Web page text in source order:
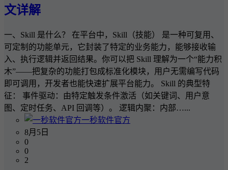
文详解
一、Skill 是什么？ 在平台中，Skill（技能） 是一种可复用、
可定制的功能单元，它封装了特定的业务能力，能够接收输
入、执行逻辑并返回结果。你可以把 Skill 理解为一个“能力积
木”——把复杂的功能打包成标准化模块，用户无需编写代码
即可调用，开发者也能快速扩展平台能力。 Skill 的典型特
征： 事件驱动：由特定触发条件激活（如关键词、用户意
图、定时任务、API 回调等）。 逻辑内聚：内部…...
一秒软件官方
8月5日
0
0
2